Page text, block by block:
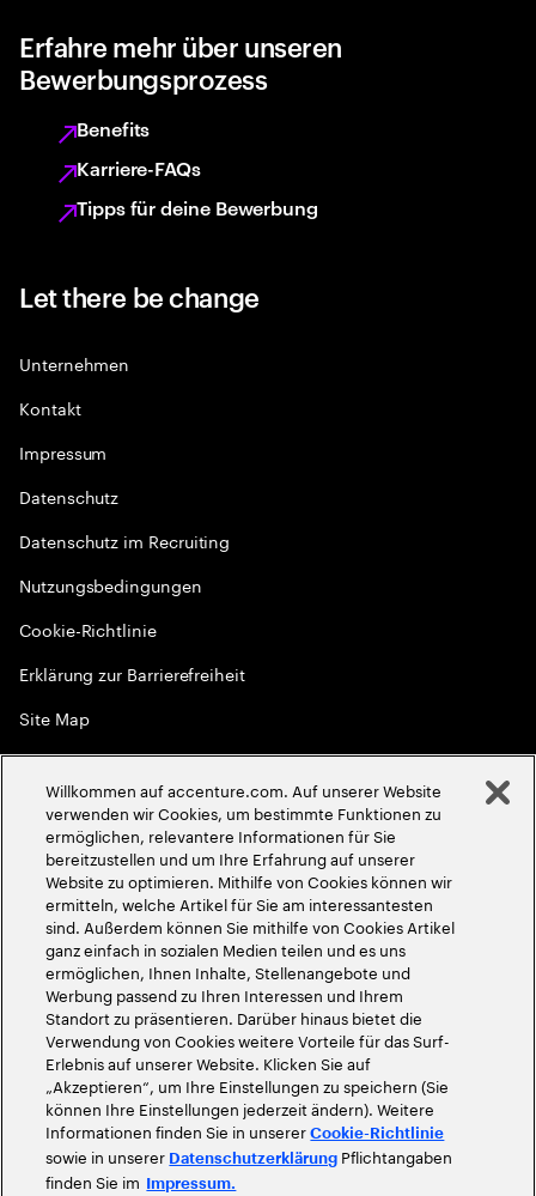
Erfahre mehr über unseren
Bewerbungsprozess
Benefits
Karriere-FAQs
Tipps für deine Bewerbung
Let there be change
Unternehmen
Kontakt
Impressum
Datenschutz
Datenschutz im Recruiting
Nutzungsbedingungen
Cookie-Richtlinie
Erklärung zur Barrierefreiheit
Site Map
Globale Meritokratie
2026Accenture. Alle Rechte vorbehalten
Willkommen auf accenture.com. Auf unserer Website
verwenden wir Cookies, um bestimmte Funktionen zu
ermöglichen, relevantere Informationen für Sie
bereitzustellen und um Ihre Erfahrung auf unserer
Website zu optimieren. Mithilfe von Cookies können wir
ermitteln, welche Artikel für Sie am interessantesten
sind. Außerdem können Sie mithilfe von Cookies Artikel
ganz einfach in sozialen Medien teilen und es uns
ermöglichen, Ihnen Inhalte, Stellenangebote und
Werbung passend zu Ihren Interessen und Ihrem
Standort zu präsentieren. Darüber hinaus bietet die
Verwendung von Cookies weitere Vorteile für das Surf-
Erlebnis auf unserer Website. Klicken Sie auf
„Akzeptieren“, um Ihre Einstellungen zu speichern (Sie
können Ihre Einstellungen jederzeit ändern). Weitere
Informationen finden Sie in unsererCookie-Richtlinie
sowie in unserer Datenschutzerklärung Pflichtangaben
finden Sie im Impressum.